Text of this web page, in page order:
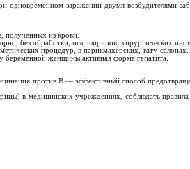
одновременном заражении двумя возбудителями
полученных из крови.
без обработки, игл, шприцов, хирургических
процедур, в парикмахерских, тату-салонах.
беременной женщины активная форма гепатита.
против B — эффективный способ
в медицинских учреждениях, соблюдать